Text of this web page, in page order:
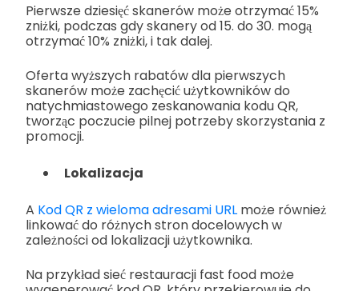
Pierwsze dziesięć skanerów może otrzymać 15%
zniżki, podczas gdy skanery od 15. do 30. mogą
otrzymać 10% zniżki, i tak dalej.
Oferta wyższych rabatów dla pierwszych
skanerów może zachęcić użytkowników do
natychmiastowego zeskanowania kodu QR,
tworząc poczucie pilnej potrzeby skorzystania z
promocji.
Lokalizacja
A Kod QR z wieloma adresami URL może również
linkować do różnych stron docelowych w
zależności od lokalizacji użytkownika.
Na przykład sieć restauracji fast food może